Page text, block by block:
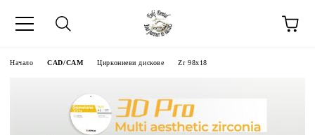
Начало CAD/CAM Циркониеви дискове Zr 98x18